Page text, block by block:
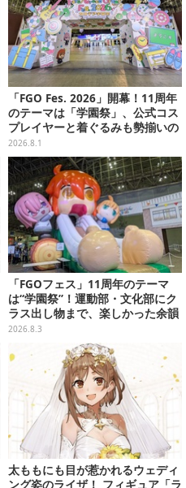
「FGO Fes. 2026」開幕！11周年
のテーマは「学園祭」、公式コス
プレイヤーと着ぐるみも勢揃いの
カルデア学園はお祭り一色
2026.8.1
「FGOフェス」11周年のテーマ
は“学園祭”！運動部・文化部にク
ラス出し物まで、楽しかった余韻
が残る思い出を写真たっぷりでお
届け【写真180枚】
2026.8.3
太ももにも目が惹かれるウェディ
ング姿のライザ！ フィギュア「ラ